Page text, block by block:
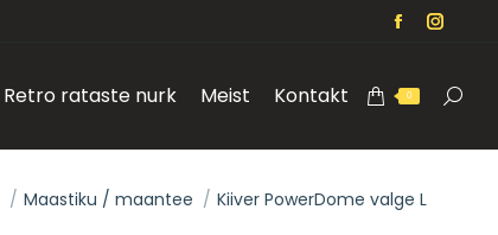
Facebook
opens
new
window
opens
new
Retro rataste nurk Meist Kontakt 0
Maastiku / maantee Kiiver PowerDome valge L